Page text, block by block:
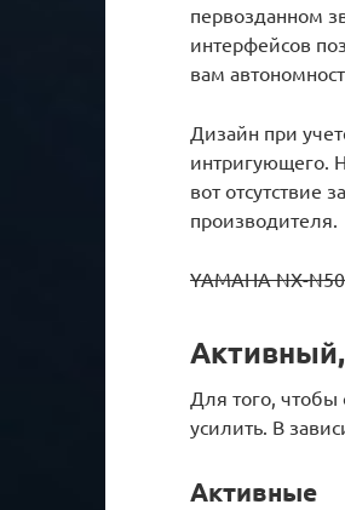
первозданном
интерфейсов
вам
Дизайн при
интригующего.
вот отсутствие
производителя.
YAMAHA NX-
Для того,
усилить. В
Активные